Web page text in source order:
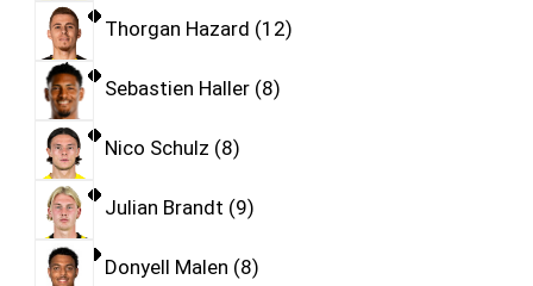
Thorgan Hazard 12
Sebastien Haller 8
Nico Schulz 8
Julian Brandt 9
Donyell Malen 8